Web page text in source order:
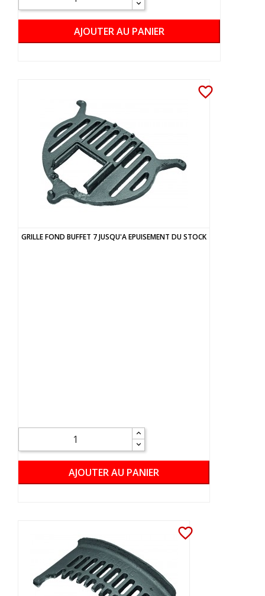
AJOUTER AU PANIER
favorite_border
GRILLE FOND BUFFET 7 JUSQU'A EPUISEMENT DU STOCK
AJOUTER AU PANIER
favorite_border